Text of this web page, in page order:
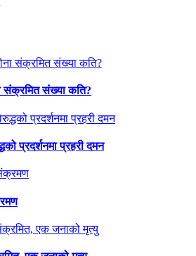
संक्रमित संख्या कति?
प्रदर्शनमा प्रहरी दमन